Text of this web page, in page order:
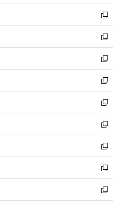
ウ
ィ
ン
ド
ウ
で
開
く
し
い
ウ
ィ
ン
ド
ウ
で
開
く
新
し
い
ウ
ィ
ン
ド
ウ
で
開
く
新
し
い
ウ
ィ
ン
ド
ウ
で
開
く
新
し
い
ウ
ィ
ン
ド
ウ
で
開
く
新
し
い
ウ
ィ
ン
ド
ウ
で
開
く
新
し
い
ウ
ィ
ン
ド
ウ
で
開
新
し
い
ウ
ィ
ン
ド
ウ
新
し
い
ウ
ィ
ン
新
し
い
ウ
新
し